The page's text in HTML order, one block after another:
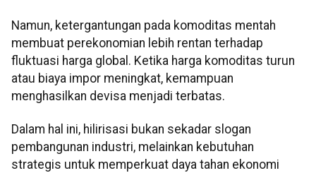
Namun, ketergantungan pada komoditas mentah
membuat perekonomian lebih rentan terhadap
fluktuasi harga global. Ketika harga komoditas turun
atau biaya impor meningkat, kemampuan
menghasilkan devisa menjadi terbatas.
Dalam hal ini, hilirisasi bukan sekadar slogan
pembangunan industri, melainkan kebutuhan
strategis untuk memperkuat daya tahan ekonomi